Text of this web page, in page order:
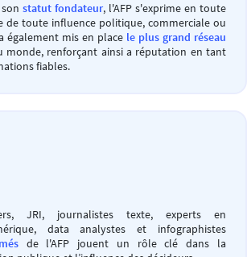
statut fondateur, l'AFP s'exprime en toute
de toute influence politique, commerciale ou
également mis en place le plus grand réseau
monde, renforçant ainsi a réputation en tant
fiables.
JRI, journalistes texte, experts en
data analystes et infographistes
de l'AFP jouent un rôle clé dans la